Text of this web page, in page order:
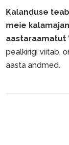
Kalanduse
meie
aastaraamatut
pealkirigi viitab,
aasta andmed.